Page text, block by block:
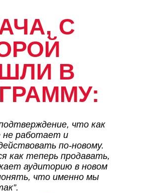
что как
не работает и
по-новому.
как теперь продавать,
аудиторию в новом
что именно мы
С
В